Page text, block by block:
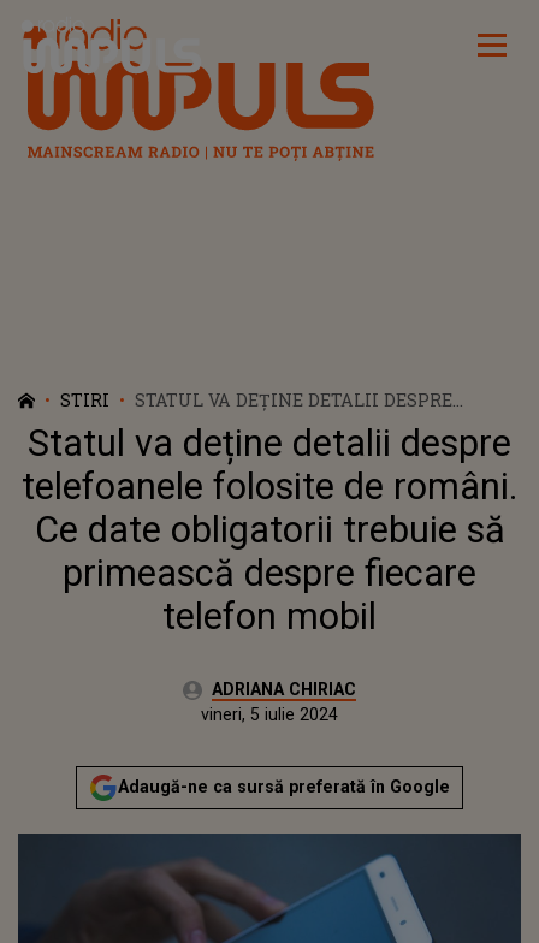
Radio Impuls
STIRI
STATUL VA DEȚINE DETALII DESPRE
TELEFOANELE FOLOSITE DE ROMÂNI. CE
DATE OBLIGATORII TREBUIE SĂ
PRIMEASCĂ DESPRE FIECARE TELEFON
MOBIL
Statul va deține detalii despre
telefoanele folosite de români.
Ce date obligatorii trebuie să
primească despre fiecare
telefon mobil
Autor:ADRIANA CHIRIAC
Actualizat:
vineri, 5 iulie 2024
Adaugă-ne ca sursă preferată în Google